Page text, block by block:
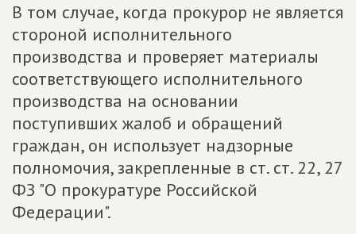
В том случае, когда прокурор не является
стороной исполнительного
производства и проверяет материалы
соответствующего исполнительного
производства на основании
поступивших жалоб и обращений
граждан, он использует надзорные
полномочия, закрепленные в ст. ст. 22, 27
ФЗ "О прокуратуре Российской
Федерации".